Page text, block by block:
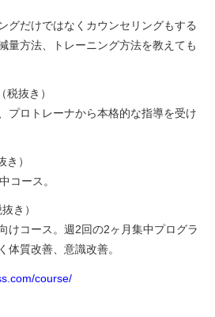
グだけではなくカウンセリングもする
量方法、トレーニング方法を教えても
抜き）
プロトレーナから本格的な指導を受け
）
コース。
き）
けコース。週2回の2ヶ月集中プログラ
体質改善、意識改善。
course/